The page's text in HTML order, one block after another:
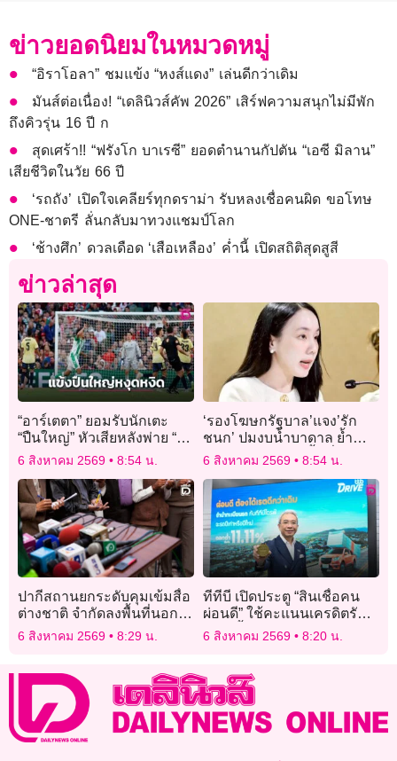
ข่าวยอดนิยมในหมวดหมู่
“อิราโอลา” ชมแข้ง “หงส์แดง” เล่นดีกว่าเดิม
มันส์ต่อเนื่อง! “เดลินิวส์คัพ 2026” เสิร์ฟความสนุกไม่มีพัก
ถึงคิวรุ่น 16 ปี ก
สุดเศร้า!! “ฟรังโก บาเรซี” ยอดตำนานกัปตัน “เอซี มิลาน”
เสียชีวิตในวัย 66 ปี
‘รถถัง’ เปิดใจเคลียร์ทุกดราม่า รับหลงเชื่อคนผิด ขอโทษ
ONE-ชาตรี ลั่นกลับมาทวงแชมป์โลก
‘ช้างศึก’ ดวลเดือด ‘เสือเหลือง’ ค่ำนี้ เปิดสถิติสุดสูสี
ข่าวล่าสุด
“อาร์เตตา” ยอมรับนักเตะ
“ปืนใหญ่” หัวเสียหลังพ่าย “เบ
ติส”
6 สิงหาคม 2569 8:54 น.
‘รองโฆษกรัฐบาล’แจง’รัก
ชนก’ ปมงบน้ำบาดาล ย้ำ
โครงการกำหนดพื้นที่ ก่อน
หลักเกณฑ์
6 สิงหาคม 2569 8:54 น.
ปากีสถานยกระดับคุมเข้มสื่อ
ต่างชาติ จำกัดลงพื้นที่นอก 3
เมืองใหญ่
6 สิงหาคม 2569 8:29 น.
ทีทีบี เปิดประตู “สินเชื่อคน
ผ่อนดี” ใช้คะแนนเครดิตรับ
ดอกเบี้ย 0.52% ต่อเดือน
6 สิงหาคม 2569 8:20 น.